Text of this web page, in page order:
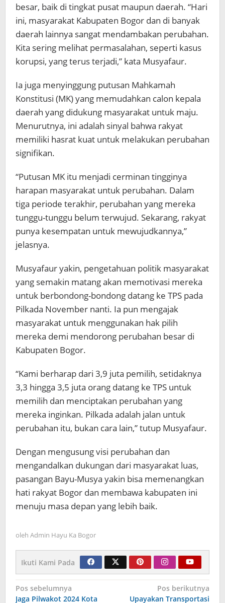
besar, baik di tingkat pusat maupun daerah. “Hari
ini, masyarakat Kabupaten Bogor dan di banyak
daerah lainnya sangat mendambakan perubahan.
Kita sering melihat permasalahan, seperti kasus
korupsi, yang terus terjadi,” kata Musyafaur.
Ia juga menyinggung putusan Mahkamah
Konstitusi (MK) yang memudahkan calon kepala
daerah yang didukung masyarakat untuk maju.
Menurutnya, ini adalah sinyal bahwa rakyat
memiliki hasrat kuat untuk melakukan perubahan
signifikan.
“Putusan MK itu menjadi cerminan tingginya
harapan masyarakat untuk perubahan. Dalam
tiga periode terakhir, perubahan yang mereka
tunggu-tunggu belum terwujud. Sekarang, rakyat
punya kesempatan untuk mewujudkannya,”
jelasnya.
Musyafaur yakin, pengetahuan politik masyarakat
yang semakin matang akan memotivasi mereka
untuk berbondong-bondong datang ke TPS pada
Pilkada November nanti. Ia pun mengajak
masyarakat untuk menggunakan hak pilih
mereka demi mendorong perubahan besar di
Kabupaten Bogor.
“Kami berharap dari 3,9 juta pemilih, setidaknya
3,3 hingga 3,5 juta orang datang ke TPS untuk
memilih dan menciptakan perubahan yang
mereka inginkan. Pilkada adalah jalan untuk
perubahan itu, bukan cara lain,” tutup Musyafaur.
Dengan mengusung visi perubahan dan
mengandalkan dukungan dari masyarakat luas,
pasangan Bayu-Musya yakin bisa memenangkan
hati rakyat Bogor dan membawa kabupaten ini
menuju masa depan yang lebih baik.
oleh Admin Hayu Ka Bogor
Ikuti Kami Pada
Navigasi
Pos sebelumnya
Jaga Pilwakot 2024 Kota
Pos berikutnya
Upayakan Transportasi